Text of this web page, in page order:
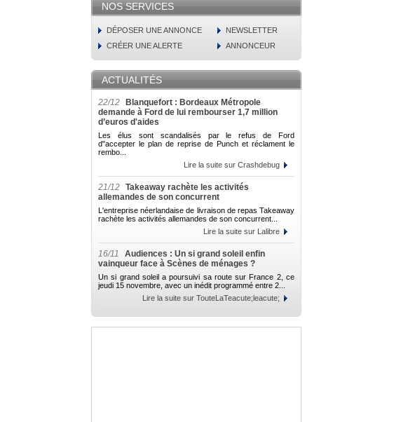
NOS SERVICES
DÉPOSER UNE ANNONCE
NEWSLETTER
CRÉER UNE ALERTE
ANNONCEUR
ACTUALITÉS
22/12
Blanquefort : Bordeaux Métropole
demande à Ford de lui rembourser 1,7 million
d’euros d'aides
Les élus sont scandalisés par le refus de Ford
d"accepter le plan de reprise de Punch et réclament le
rembo...
Lire la suite sur Crashdebug
21/12 Takeaway rachète les activités
allemandes de son concurrent
L'entreprise néerlandaise de livraison de repas Takeaway
rachète les activités allemandes de son concurrent...
Lire la suite sur Lalibre
16/11
Audiences : Un si grand soleil enfin
vainqueur face à Scènes de ménages ?
Un si grand soleil a poursuivi sa route sur France 2, ce
jeudi 15 novembre, avec un inédit programmé entre 2...
Lire la suite sur TouteLaTeacute;leacute;